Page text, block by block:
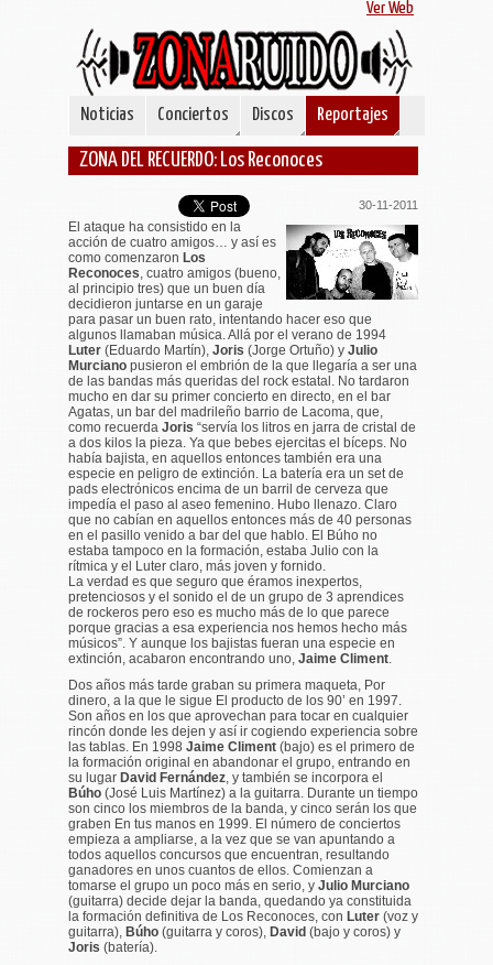
Ver Web
Noticias Conciertos Discos Reportajes
ZONA DEL RECUERDO: Los Reconoces
30-11-2011
El ataque ha consistido en la
acción de cuatro amigos … y así es
como comenzaron Los
Reconoces , cuatro amigos (bueno,
al principio tres) que un buen día
decidieron juntarse en un garaje
para pasar un buen rato, intentando hacer eso que
algunos llamaban música. Allá por el verano de 1994
Luter (Eduardo Martín), Joris (Jorge Ortuño) y Julio
Murciano pusieron el embrión de la que llegaría a ser una
de las bandas más queridas del rock estatal. No tardaron
mucho en dar su primer concierto en directo, en el bar
Agatas, un bar del madrileño barrio de Lacoma, que,
como recuerda Joris “servía los litros en jarra de cristal de
a dos kilos la pieza. Ya que bebes ejercitas el bíceps. No
había bajista, en aquellos entonces también era una
especie en peligro de extinción. La batería era un set de
pads electrónicos encima de un barril de cerveza que
impedía el paso al aseo femenino. Hubo llenazo. Claro
que no cabían en aquellos entonces más de 40 personas
en el pasillo venido a bar del que hablo. El Búho no
estaba tampoco en la formación, estaba Julio con la
rítmica y el Luter claro, más joven y fornido.
La verdad es que seguro que éramos inexpertos,
pretenciosos y el sonido el de un grupo de 3 aprendices
de rockeros pero eso es mucho más de lo que parece
porque gracias a esa experiencia nos hemos hecho más
músicos”. Y aunque los bajistas fueran una especie en
extinción, acabaron encontrando uno, Jaime Climent
Dos años más tarde graban su primera maqueta, Por
dinero , a la que le sigue El producto de los 90’ en 1997.
Son años en los que aprovechan para tocar en cualquier
rincón donde les dejen y así ir cogiendo experiencia sobre
las tablas. En 1998 Jaime Climent (bajo) es el primero de
la formación original en abandonar el grupo, entrando en
su lugar David Fernández , y también se incorpora el
Búho (José Luis Martínez) a la guitarra. Durante un tiempo
son cinco los miembros de la banda, y cinco serán los que
graben En tus manos en 1999. El número de conciertos
empieza a ampliarse, a la vez que se van apuntando a
todos aquellos concursos que encuentran, resultando
ganadores en unos cuantos de ellos. Comienzan a
tomarse el grupo un poco más en serio, y Julio Murciano
(guitarra) decide dejar la banda, quedando ya constituida
la formación definitiva de Los Reconoces, con Luter (voz y
guitarra), Búho (guitarra y coros), David (bajo y coros) y
Joris (batería).